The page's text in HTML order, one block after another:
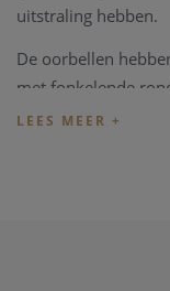
uitstraling hebben.
De oorbellen
met fonkelende
geplaatst rondom